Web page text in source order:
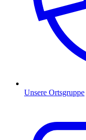
Unsere Ortsgruppe